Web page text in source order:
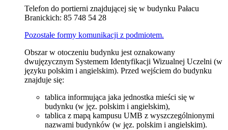
Telefon do portierni znajdującej się w budynku Pałacu
Branickich: 85 748 54 28
Pozostałe formy komunikacji z podmiotem.
Obszar w otoczeniu budynku jest oznakowany
dwujęzycznym Systemem Identyfikacji Wizualnej Uczelni (w
języku polskim i angielskim). Przed wejściem do budynku
znajduje się:
tablica informująca jaka jednostka mieści się w
budynku (w jęz. polskim i angielskim),
tablica z mapą kampusu UMB z wyszczególnionymi
nazwami budynków (w jęz. polskim i angielskim).